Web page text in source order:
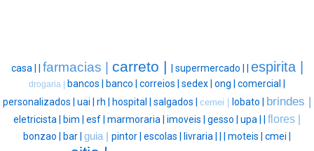
casa | farmacias | carreto | supermercado | espirita |
drogaria | bancos | banco | correios | sedex | ong | comercial |
personalizados | uai | rh | hospital | salgados | cemei | lobato | brindes |
eletricista | bim | esf | marmoraria | imoveis | gesso | upa | flores |
bonzao | bar | guia | pintor | escolas | livraria | moteis | cmei |